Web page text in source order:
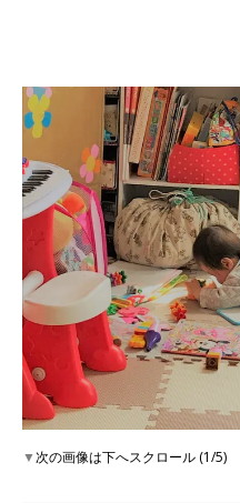
▼次の画像は下へスクロール (1/5)